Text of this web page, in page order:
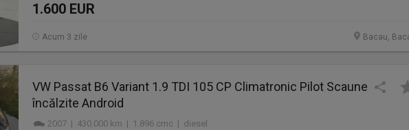
1.600 EUR
Bacau,
Acum 3 zile
VW Passat B6 Variant 1.9 TDI 105 CP Climatronic Pilot Scaune
încălzite Android
2007 | 430.000 km | 1.896 cmc | diesel